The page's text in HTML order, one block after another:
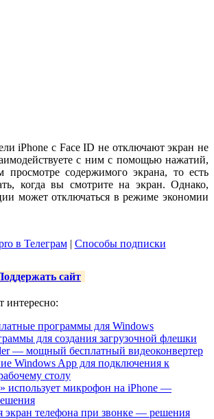
iPhone с Face ID не отключают экран не
с ним с помощью нажатий,
содержимого экрана, то есть
когда вы смотрите на экран. Однако,
может отключаться в режиме экономии
в Телеграм| Способы подписки
сайт
интересно:
программы для Windows
для создания загрузочной флешки
— мощный бесплатный видеоконвертер
Windows App для подключения к
столу
использует микрофон на iPhone —
экран телефона при звонке — решения